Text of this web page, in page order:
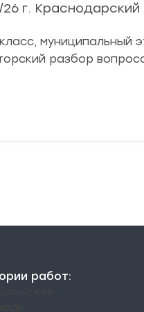
г. Краснодарский
муниципальный
разбор
работ: